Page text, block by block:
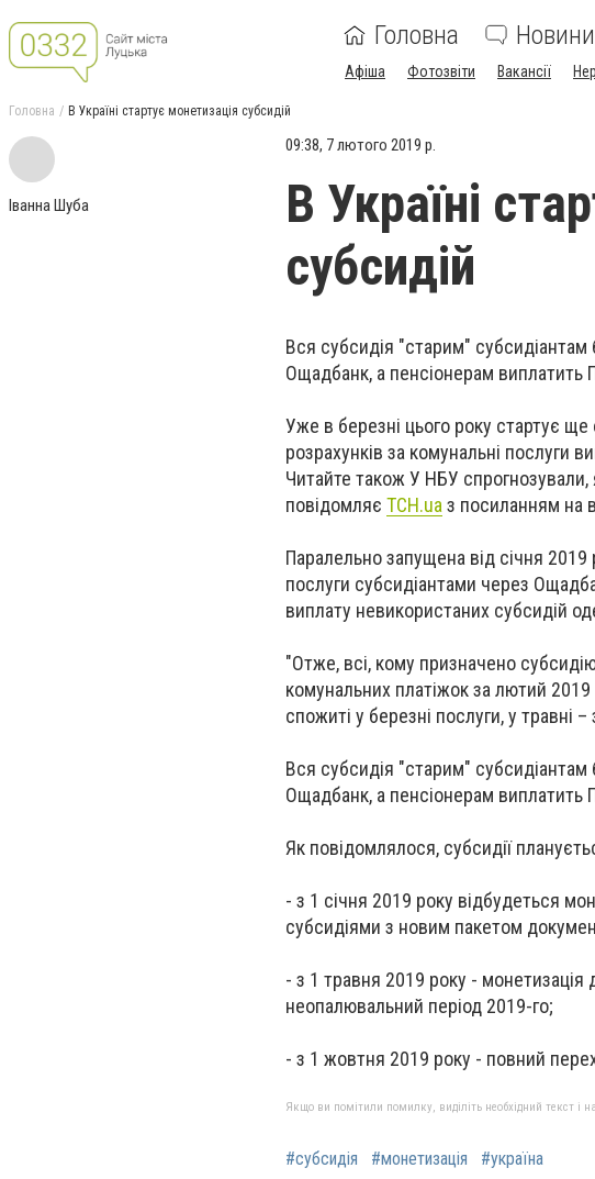
Головна Новини
Афіша Фотозвіти Вакансії
Головна В Україні стартує монетизація субсидій
Іванна Шуба
09:38, 7 лютого 2019 р.
В Україні
субсидій
Вся субсидія "старим"
Ощадбанк, а пенсіонерам виплатить
Уже в березні цього року стартує
розрахунків за комунальні послуги
Читайте також У НБУ
повідомляє ТСН.ua з посиланням на
Паралельно запущена від січня
послуги субсидіантами через
виплату невикористаних субсидій
"Отже, всі, кому призначено
комунальних платіжок за лютий 2019
спожиті у березні послуги, у травні
Вся субсидія "старим"
Ощадбанк, а пенсіонерам виплатить
Як повідомлялося, субсидії
- з 1 січня 2019 року відбудеться
субсидіями з новим пакетом
- з 1 травня 2019 року -
неопалювальний період 2019-го;
- з 1 жовтня 2019 року - повний
Якщо ви помітили помилку, виділіть необхідний текст і
#субсидія #монетизація #україна